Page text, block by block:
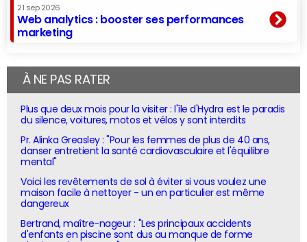
21 sep 2026
Web analytics : booster ses performances
marketing
À NE PAS RATER
Plus que deux mois pour la visiter : l'île d'Hydra est le paradis
du silence, voitures, motos et vélos y sont interdits
Pr. Alinka Greasley : "Pour les femmes de plus de 40 ans,
danser entretient la santé cardiovasculaire et l'équilibre
mental"
Voici les revêtements de sol à éviter si vous voulez une
maison facile à nettoyer - un en particulier est même
dangereux
Bertrand, maître-nageur : "Les principaux accidents
d'enfants en piscine sont dus au manque de forme